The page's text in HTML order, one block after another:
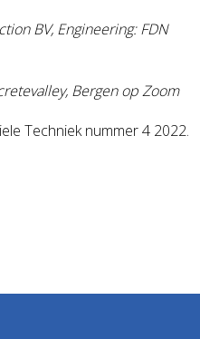
BV, Engineering: FDN
Bergen op Zoom
Techniek nummer 4 2022.